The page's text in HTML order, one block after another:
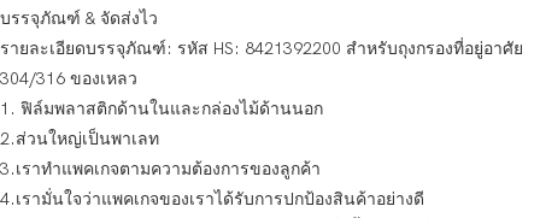
บรรจุภัณฑ์ & จัดส่งไว
รายละเอียดบรรจุภัณฑ์: รหัส HS: 8421392200 สำหรับถุงกรองที่อยู่อาศัย
304/316 ของเหลว
1. ฟิล์มพลาสติกด้านในและกล่องไม้ด้านนอก
2.ส่วนใหญ่เป็นพาเลท
3.เราทำแพคเกจตามความต้องการของลูกค้า
4.เรามั่นใจว่าแพคเกจของเราได้รับการปกป้องสินค้าอย่างดี